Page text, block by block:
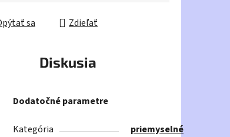
sa Zdieľať
Diskusia
Dodatočné parametre
Kategória
priemyselné